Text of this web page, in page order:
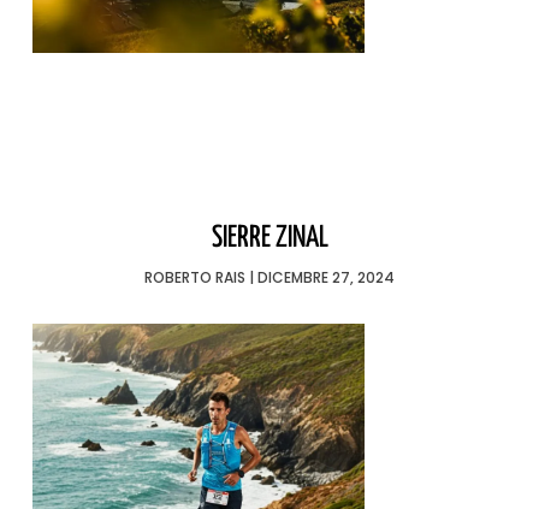
SIERRE ZINAL
ROBERTO RAIS DICEMBRE 27, 2024